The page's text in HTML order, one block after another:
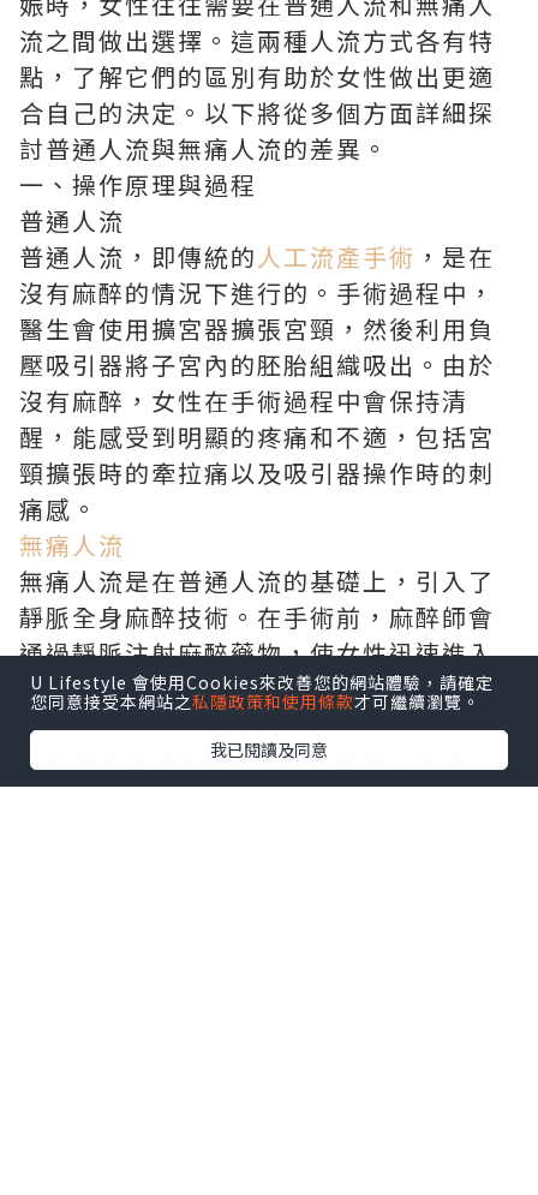
流之間做出選擇。這兩種人流方式各有特
點，了解它們的區別有助於女性做出更適
合自己的決定。以下將從多個方面詳細探
討普通人流與無痛人流的差異。
一、操作原理與過程
普通人流
普通人流，即傳統的人工流產手術 ，是在
沒有麻醉的情況下進行的。手術過程中，
醫生會使用擴宮器擴張宮頸，然後利用負
壓吸引器將子宮內的胚胎組織吸出。由於
沒有麻醉，女性在手術過程中會保持清
醒，能感受到明顯的疼痛和不適，包括宮
頸擴張時的牽拉痛以及吸引器操作時的刺
痛感。
無痛人流
無痛人流是在普通人流的基礎上，引入了
靜脈全身麻醉技術。在手術前，麻醉師會
通過靜脈注射麻醉藥物，使女性迅速進入
睡眠狀態，在無痛、無意識的狀態下完成
手術。整個手術過程與普通人流相似，醫
生同樣會擴張宮頸、使用負壓吸引器吸出
胚胎組織，但女性因處於麻醉狀態，不會
U Lifestyle 會使用Cookies來改善您的網站體驗，請確定
您同意接受本網站之私隱政策和使用條款才可繼續瀏覽。
我已閱讀及同意